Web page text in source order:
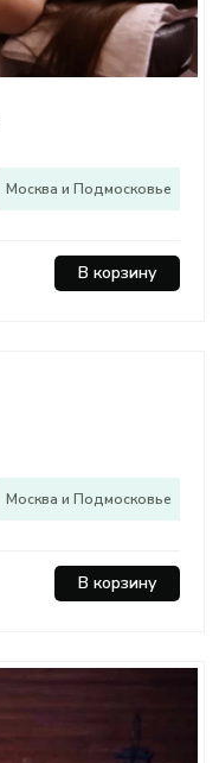
Москва и Подмосковье
В корзину
Москва и Подмосковье
В корзину